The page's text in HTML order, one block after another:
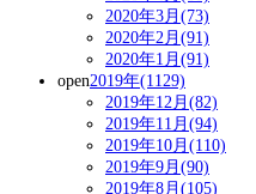
2020年3月(73)
2020年2月(91)
2020年1月(91)
open2019年(1129)
2019年12月(82)
2019年11月(94)
2019年10月(110)
2019年9月(90)
2019年8月(105)